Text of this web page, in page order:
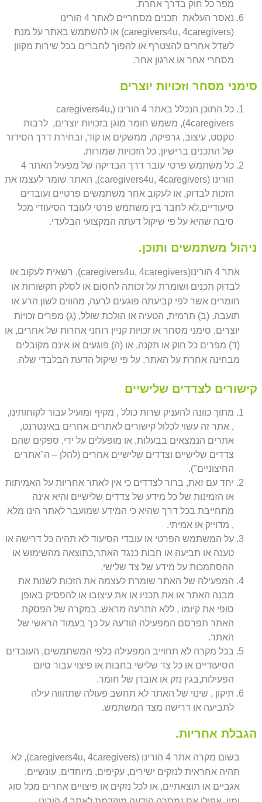
מפר כל חוק בדרך אחרת.
נאסר העלאת תכנים מסחריים לאתר 4 הורינו
(caregivers4u, 4caregivers) או להשתמש באתר על מנת
לשדל אחרים להצטרף או להפוך לחברים בכל שירות מקוון
מסחרי אחר או ארגון אחר.
סימני מסחר וזכויות יוצרים
כל התוכן הנכלל באתר 4 הורינו (caregivers4u,
4caregivers), משמש חומר מוגן בזכויות יוצרים, לרבות
טקסט, עיצוב, גרפיקה, ממשקים או קוד, ובחירת דרך הסידור
של התכנים ברישיון, כל הזכויות שמורות.
כל משתמש פרטי עובר דרך הבדיקה של מפעיל האתר 4
הורינו (caregivers4u, 4caregivers), האתר שומר לעצמו את
הזכות לבדוק, או לעקוב אחר משתמשים פרטיים ועובדים
סיעודיים,לא לחבר בין משתמש פרטי לעובד הסיעודי מכל
סיבה שהיא על פי שיקול דעתה המקצועי הבלעדי.
ניהול משתמשים ותוכן.
אתר 4 הורינו(caregivers4u, 4caregivers), רשאית לעקוב או
לבדוק תכנים ושומרת על זכותה לחסום או לסלק תקשורות או
חומרים אשר לפי קביעתה פוגעים לרעה, מהווים לשון הרע או
תועבה, (ב) תרמית, הטעיה או הולכת שולל, (ג) מפרים זכויות
יוצרים, סימני מסחר או זכויות קניין רוחני אחרות של אחרים, או
(ד) מפרים כל חוק או תקנה, או (ה) פוגעים או אינם מקובלים
מבחינה אחרת על האתר, על פי שיקול הדעת הבלבדי שלה.
קישורים לצדדים שלישיים
מתוך כוונה להעניק שרות כולל , מקיף ומועיל עבור לקוחותינו,
, אתר זה עשוי לכלול קישורים לאתרים אחרים באינטרנט,
אתרים הנמצאים בבעלות, או מופעלים על ידי, ספקים שהם
צדדים שלישיים וצדדים שלישיים אחרים (להלן – ה"אתרים
החיצוניים").
יחד עם זאת, ברור לצדדים כי אין לאתר אחריות על האמיתות
או הזמינות של כל מידע של צדדים שלישיים והיא אינה
מתחייבת בכל דרך שהיא כי המידע שמועבר לאתר הינו מלא
, מדוייק או אמיתי.
על המשתמש הפרטי או עובדי הסיעוד לא תהיה כל דרישה או
טענה או תביעה או חבות כנגד האתר,כתוצאה מהשימוש או
ההסתמכות על מידע של צד שלישי.
המפעילה של האתר שומרת לעצמה את הזכות לשנות את
מבנה האתר או את תכניו או את עיצובו או להפסיק באופן
סופי את קיומו , ללא התרעה מראש. במקרה של הפסקת
האתר תפרסם המפעילה הודעה על כך בעמוד הראשי של
האתר.
בכל מקרה לא תחוייב המפעילה כלפי המשתמשים, העובדים
הסיעודיים או כל צד שלישי בחבות או פיצוי עבור סיום
הפעילות,בגין נזק או אובדן של חומר.
תיקון , שינוי של האתר לא תחשב פעולה שתהווה עילה
לתביעה או דרישה מצד המשתמש.
הגבלת אחריות.
בשום מקרה אתר 4 הורינו (caregivers4u, 4caregivers), לא
תהיה אחראית לנזקים ישירים, עקיפים, מיוחדים, עונשיים,
אגביים או תוצאתיים, או לכל נזקים או פיצויים אחרים מכל סוג